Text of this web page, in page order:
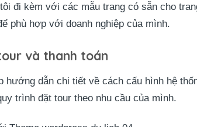
đi kèm với các mẫu trang có sẵn cho
phù hợp với doanh nghiệp của mình.
và thanh toán
hướng dẫn chi tiết về cách cấu hình hệ
trình đặt tour theo nhu cầu của mình.